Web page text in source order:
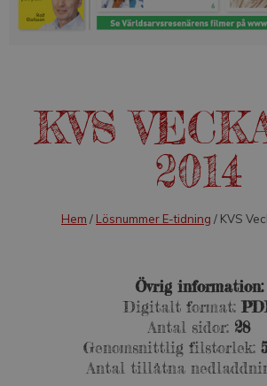
KVS
2014
Hem / Lösnummer E-tidning / KVS
Övrig information:
Digitalt format:
Antal sidor: 28
Genomsnittlig filstorlek:
Antal tillåtna